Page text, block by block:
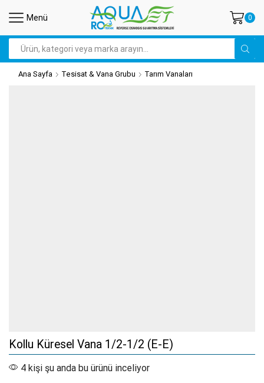
Menü 0
Arama
Ana Sayfa Tesisat & Vana Grubu Tarım Vanaları
Kollu Küresel Vana 1/2-1/2 (E-E)
4 kişi şu anda bu ürünü inceliyor